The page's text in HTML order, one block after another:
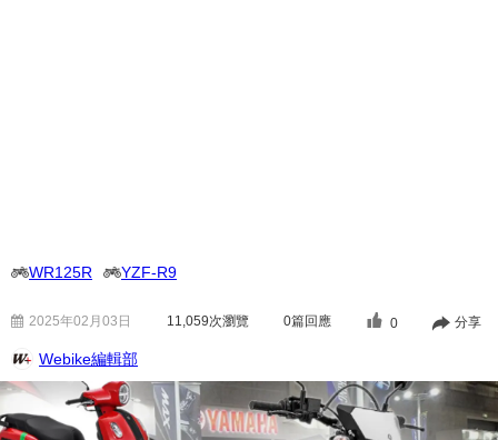
WR125R YZF-R9
2025年02月03日 11,059次瀏覽 0篇回應 0 分享
Webike編輯部